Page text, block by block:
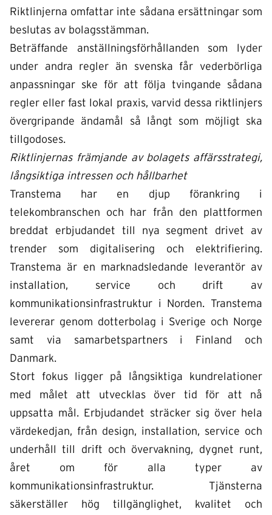
Riktlinjerna omfattar inte sådana ersättningar som
beslutas av bolagsstämman.
Beträffande anställningsförhållanden som lyder
under andra regler än svenska får vederbörliga
anpassningar ske för att följa tvingande sådana
regler eller fast lokal praxis, varvid dessa riktlinjers
övergripande ändamål så långt som möjligt ska
tillgodoses.
Riktlinjernas främjande av bolagets affärsstrategi,
långsiktiga intressen och hållbarhet
Transtema har en djup förankring i
telekombranschen och har från den plattformen
breddat erbjudandet till nya segment drivet av
trender som digitalisering och elektrifiering.
Transtema är en marknadsledande leverantör av
installation, service och drift av
kommunikationsinfrastruktur i Norden. Transtema
levererar genom dotterbolag i Sverige och Norge
samt via samarbetspartners i Finland och
Danmark.
Stort fokus ligger på långsiktiga kundrelationer
med målet att utvecklas över tid för att nå
uppsatta mål. Erbjudandet sträcker sig över hela
värdekedjan, från design, installation, service och
underhåll till drift och övervakning, dygnet runt,
året om för alla typer av
kommunikationsinfrastruktur. Tjänsterna
säkerställer hög tillgänglighet, kvalitet och